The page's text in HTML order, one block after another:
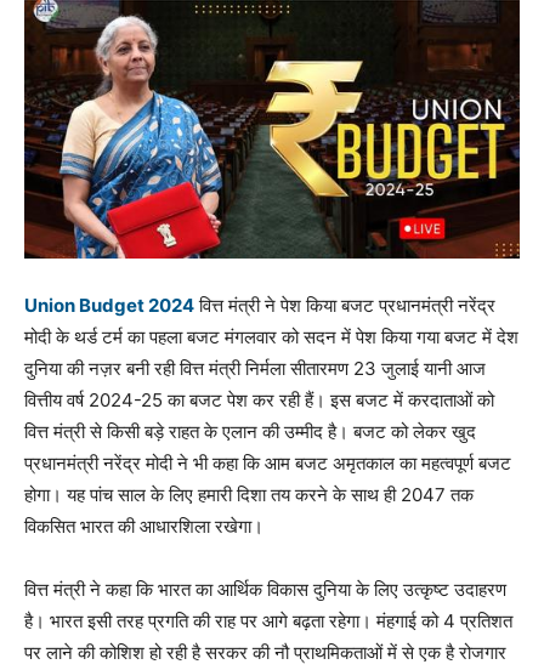
Union Budget 2024वित्त मंत्री ने पेश किया बजट प्रधानमंत्री नरेंद्र
मोदी के थर्ड टर्म का पहला बजट मंगलवार को सदन में पेश किया गया बजट में देश
दुनिया की नज़र बनी रही वित्त मंत्री निर्मला सीतारमण 23 जुलाई यानी आज
वित्तीय वर्ष 2024-25 का बजट पेश कर रही हैं। इस बजट में करदाताओं को
वित्त मंत्री से किसी बड़े राहत के एलान की उम्मीद है। बजट को लेकर खुद
प्रधानमंत्री नरेंद्र मोदी ने भी कहा कि आम बजट अमृतकाल का महत्वपूर्ण बजट
होगा। यह पांच साल के लिए हमारी दिशा तय करने के साथ ही 2047 तक
विकसित भारत की आधारशिला रखेगा।
वित्त मंत्री ने कहा कि भारत का आर्थिक विकास दुनिया के लिए उत्कृष्ट उदाहरण
है। भारत इसी तरह प्रगति की राह पर आगे बढ़ता रहेगा। मंहगाई को 4 प्रतिशत
पर लाने की कोशिश हो रही है सरकर की नौ प्राथमिकताओं में से एक है रोजगार